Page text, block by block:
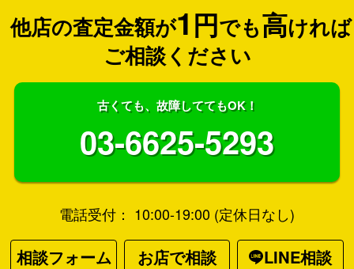
他店の査定金額が1円でも高ければ
ご相談ください
古くても、故障しててもOK！
03-6625-5293
電話受付： 10:00-19:00 (定休日なし)
相談フォーム お店で相談 LINE相談